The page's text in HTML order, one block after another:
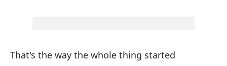
That's the way the whole thing started